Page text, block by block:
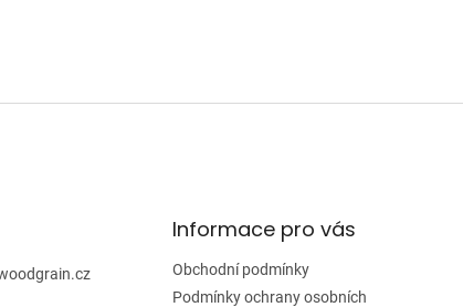
í
Informace pro vás
Obchodní podmínky
Podmínky ochrany osobních